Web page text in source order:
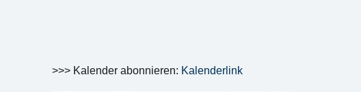
>>> Kalender abonnieren: Kalenderlink